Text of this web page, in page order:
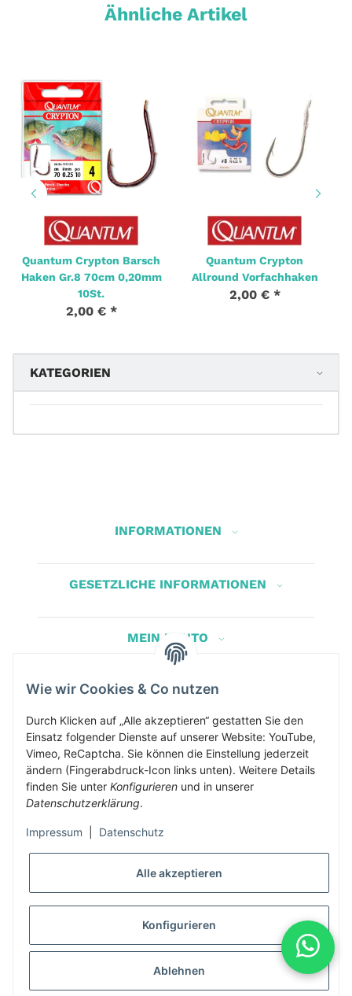
Ähnliche Artikel
Quantum Crypton Barsch
Haken Gr.8 70cm 0,20mm
10St.
2,00 € *
Quantum Crypton
Allround Vorfachhaken
2,00 € *
KATEGORIEN
INFORMATIONEN
GESETZLICHE INFORMATIONEN
MEIN KONTO
Herbis Anglerladen
Inh.Herbert Schinnerl
Kirchdorf am Inn 5
4982 Kirchdorf am Inn
info@herbis-anglerladen.at
Alle Preise inklusive gesetzlicher Mwst., exklusive Versand- &
Servicekosten
Wie wir Cookies & Co nutzen
Durch Klicken auf „Alle akzeptieren“ gestatten Sie den
Einsatz folgender Dienste auf unserer Website: YouTube,
Vimeo, ReCaptcha. Sie können die Einstellung jederzeit
ändern (Fingerabdruck-Icon links unten). Weitere Details
finden Sie unter Konfigurieren und in unserer
Datenschutzerklärung.
Impressum Datenschutz
Alle akzeptieren
Konfigurieren
Ablehnen